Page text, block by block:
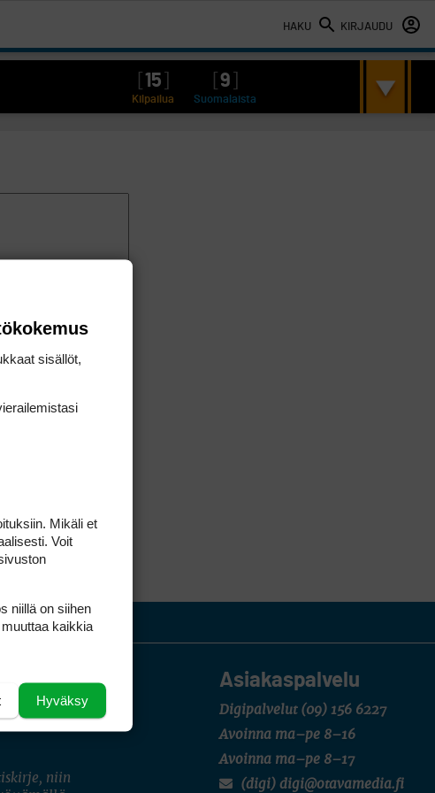
HAKU KIRJAUDU
15 9
Kilpailua Suomalaista
Asiakaspalvelu
Digipalvelut (09) 156 6227
Avoinna ma–pe 8–16
Avoinna ma–pe 8–17
(digi) digi@otavamedia.fi
niin
sisällöt,
Mikäli et
Voit
niillä on siihen
kaikkia
Hyväksy